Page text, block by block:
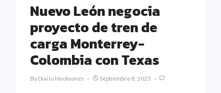
Nuevo León negocia
proyecto de tren de
carga Monterrey-
Colombia con Texas
By Diario Neoleonés Septiembre 8, 2023